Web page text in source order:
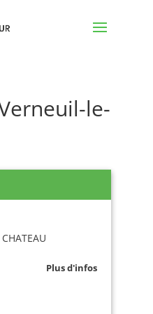
le-
Plus d'infos